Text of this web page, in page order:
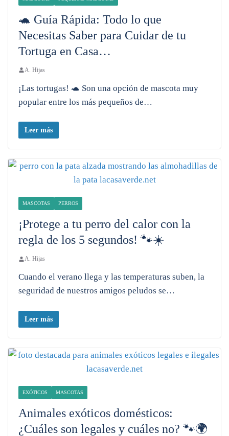
🐢 Guía Rápida: Todo lo que
Necesitas Saber para Cuidar de tu
Tortuga en Casa…
A. Hijas
¡Las tortugas! 🐢 Son una opción de mascota muy
popular entre los más pequeños de…
Leer más
MASCOTAS PERROS
¡Protege a tu perro del calor con la
regla de los 5 segundos! 🐾☀️
A. Hijas
Cuando el verano llega y las temperaturas suben, la
seguridad de nuestros amigos peludos se…
Leer más
EXÓTICOS MASCOTAS
Animales exóticos domésticos:
¿Cuáles son legales y cuáles no? 🐾🌍